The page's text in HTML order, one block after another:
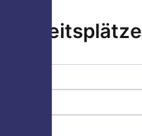
Atbeitsplätze